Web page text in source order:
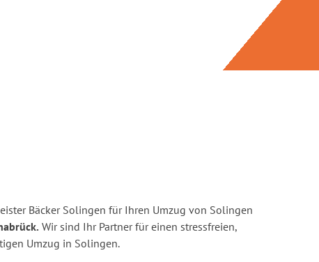
Bäcker Solingen für Ihren Umzug von Solingen
Wir sind Ihr Partner für einen stressfreien,
Umzug in Solingen.